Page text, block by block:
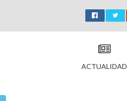
ACTUALIDAD